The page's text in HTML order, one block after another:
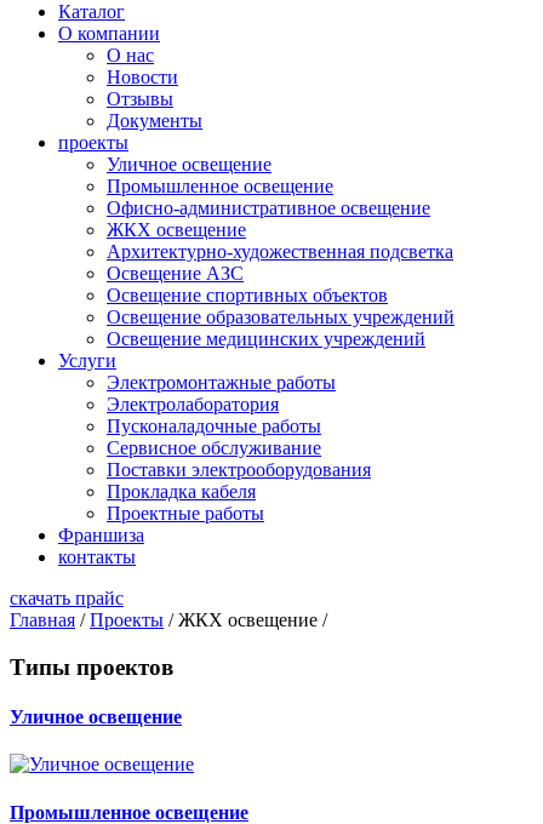
Каталог
О компании
О нас
Новости
Отзывы
Документы
проекты
Уличное освещение
Промышленное освещение
Офисно-административное освещение
ЖКХ освещение
Архитектурно-художественная подсветка
Освещение АЗС
Освещение спортивных объектов
Освещение образовательных учреждений
Освещение медицинских учреждений
Услуги
Электромонтажные работы
Электролаборатория
Пусконаладочные работы
Сервисное обслуживание
Поставки электрооборудования
Прокладка кабеля
Проектные работы
Франшиза
контакты
скачать прайс
Главная / Проекты / ЖКХ освещение /
Типы проектов
Уличное освещение
Промышленное освещение